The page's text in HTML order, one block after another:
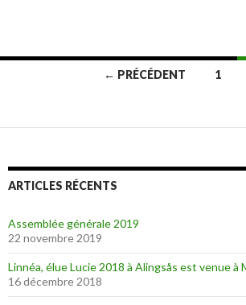
des
← PRÉCÉDENT 1
ARTICLES RÉCENTS
Assemblée générale 2019
22 novembre 2019
Linnéa, élue Lucie 2018 à Alingsås est venue à
16 décembre 2018